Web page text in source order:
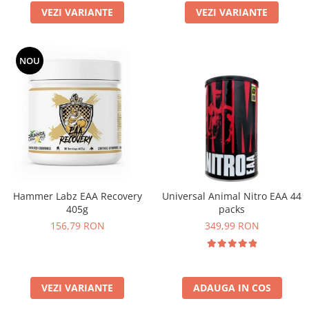
VEZI VARIANTE VEZI VARIANTE
NOU
Hammer Labz EAA Recovery
405g
156,79 RON
VEZI VARIANTE
Universal Animal Nitro EAA 44
packs
349,99 RON
ADAUGA IN COS